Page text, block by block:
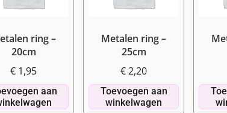
ring –
20cm
€ 1,95
aan
Metalen ring –
25cm
€2,20
Toevoegen aan
winkelwagen